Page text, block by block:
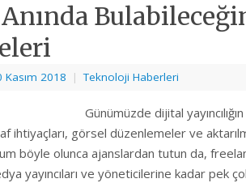
Anında
Kasım 2018 | Teknoloji Haberleri
Günümüzde dijital
ihtiyaçları, görsel düzenlemeler ve
böyle olunca ajanslardan tutun da,
yayıncıları ve yöneticilerine kadar pek